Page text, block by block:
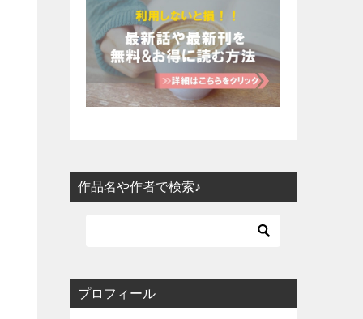
作品名や作者で検索♪
プロフィール